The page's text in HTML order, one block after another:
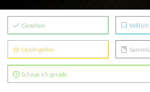
Gesehen Will ich
Lieblingsfilm
Schaue ich gerade